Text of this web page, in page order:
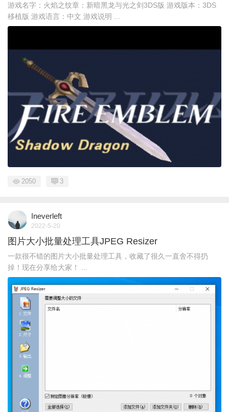
游戏名字：火焰之纹章：新暗黑龙与光之剑3DS版 游戏版本：3DS
移植版 游戏语言：中文 游戏说明 ...
2050 3
Ineverleft
2022-5-20
图片大小批量处理工具JPEG Resizer
一款很不错的图片大小批量处理工具，收藏了很久一直舍不得扔
掉！现在分享给大家！ ...